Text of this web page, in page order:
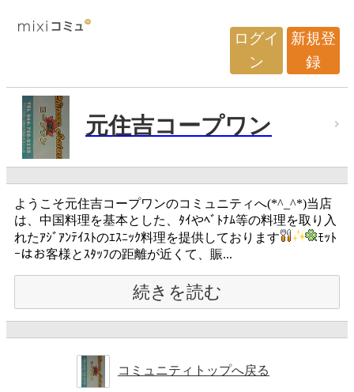
ログイ
ン
新規登
録
元住吉コープワン
ようこそ元住吉コープワンのコミュニティへ(*^_^*)当店
は、中国料理を基本とした、ﾀｲやﾍﾞﾄﾅﾑ等の料理を取り入
れたｱｼﾞｱﾝﾃｲｽﾄのｴｽﾆｯｸ料理を提供しております
ﾓｯﾄ
ｰはお客様とｽﾀｯﾌの距離が近くて、賑...
続きを読む
コミュニティトップへ戻る